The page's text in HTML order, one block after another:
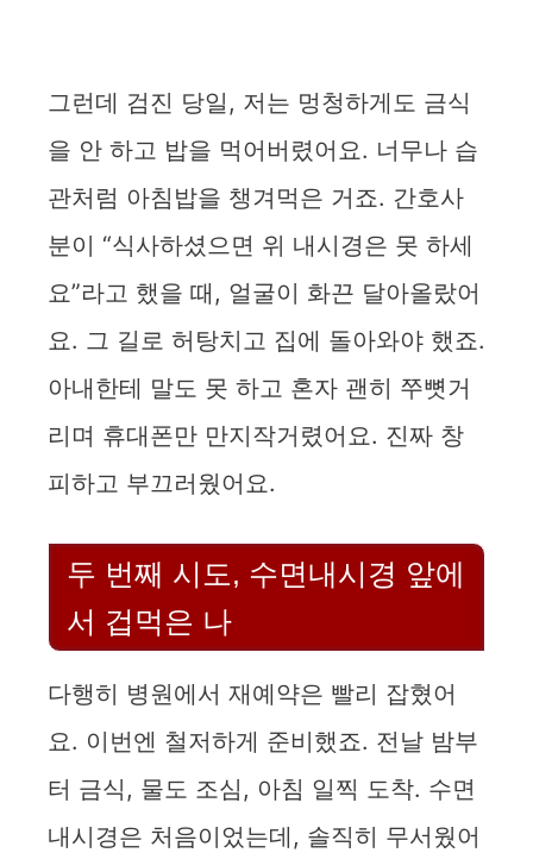
그런데 검진 당일, 저는 멍청하게도 금식
을 안 하고 밥을 먹어버렸어요. 너무나 습
관처럼 아침밥을 챙겨먹은 거죠. 간호사
분이 “식사하셨으면 위 내시경은 못 하세
요”라고 했을 때, 얼굴이 화끈 달아올랐어
요. 그 길로 허탕치고 집에 돌아와야 했죠.
아내한테 말도 못 하고 혼자 괜히 쭈뼛거
리며 휴대폰만 만지작거렸어요. 진짜 창
피하고 부끄러웠어요.
두 번째 시도, 수면내시경 앞에
서 겁먹은 나
다행히 병원에서 재예약은 빨리 잡혔어
요. 이번엔 철저하게 준비했죠. 전날 밤부
터 금식, 물도 조심, 아침 일찍 도착. 수면
내시경은 처음이었는데, 솔직히 무서웠어